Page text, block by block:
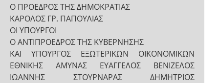
Ο ΠΡΟΕΔΡΟΣ ΤΗΣ ΔΗΜΟΚΡΑΤΙΑΣ
ΚΑΡΟΛΟΣ ΓΡ. ΠΑΠΟΥΛΙΑΣ
ΟΙ ΥΠΟΥΡΓΟΙ
Ο ΑΝΤΙΠΡΟΕΔΡΟΣ ΤΗΣ ΚΥΒΕΡΝΗΣΗΣ
ΚΑΙ ΥΠΟΥΡΓΟΣ ΕΞΩΤΕΡΙΚΩΝ ΟΙΚΟΝΟΜΙΚΩΝ
ΕΘΝΙΚΗΣ ΑΜΥΝΑΣ ΕΥΑΓΓΕΛΟΣ ΒΕΝΙΖΕΛΟΣ
ΙΩΑΝΝΗΣ ΣΤΟΥΡΝΑΡΑΣ ΔΗΜΗΤΡΙΟΣ